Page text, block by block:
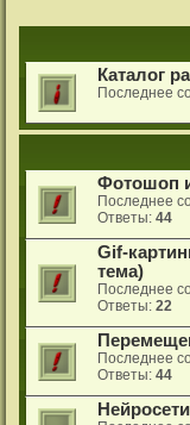
Каталог
Последнее
Фотошоп
Последнее
Ответы: 44
Gif-
тема)
Последнее
Ответы: 22
Последнее
Ответы: 44